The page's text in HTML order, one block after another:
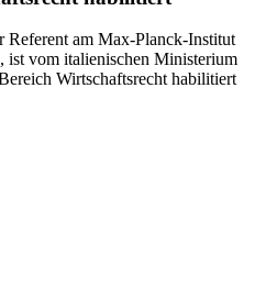
Referent am Max-Planck-Institut
ist vom italienischen Ministerium
Wirtschaftsrecht habilitiert